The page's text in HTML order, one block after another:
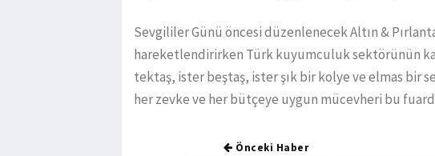
Sevgililer Günü öncesi düzenlenecek Altın &
hareketlendirirken Türk kuyumculuk sektörünün
tektaş, ister beştaş, ister şık bir kolye ve elmas bir
her zevke ve her bütçeye uygun mücevheri bu
Önceki Haber